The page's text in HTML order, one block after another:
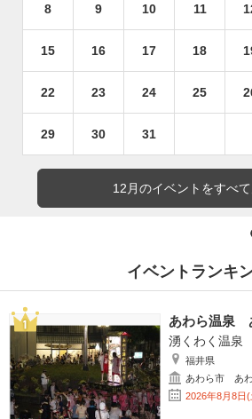
8 9 10 11
15 16 17 18
22 23 24 25
29 30 31
12月のイベントをすべ
イベントランキ
あわら温泉
湧くわく温泉
福井県
あわら市 あ
2026年8月8日